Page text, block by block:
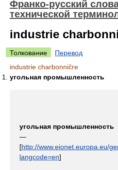
Франко-русский
технической
industrie
Толкование
Перевод
industrie charbonničre
угольная промышленность
угольная промышленность
—
[http://www.eionet.europa.eu/
langcode=en]